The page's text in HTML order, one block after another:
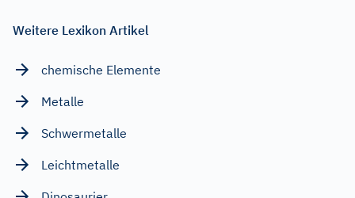
Weitere Lexikon Artikel
chemische Elemente
Metalle
Schwermetalle
Leichtmetalle